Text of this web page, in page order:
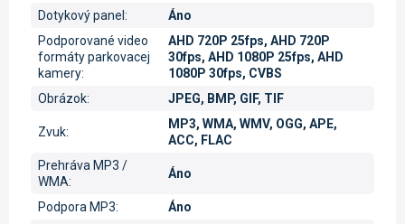
Dotykový panel :
Áno
Podporované video
formáty parkovacej
kamery:
AHD 720P 25fps, AHD 720P
30fps, AHD 1080P 25fps, AHD
1080P 30fps, CVBS
Obrázok: JPEG, BMP, GIF, TIF
Zvuk:
MP3, WMA, WMV, OGG, APE,
ACC, FLAC
Prehráva MP3 /
WMA:
Áno
Podpora MP3:
Áno